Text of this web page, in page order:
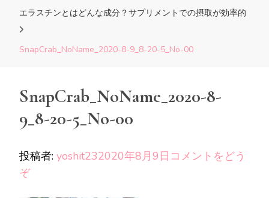
エラスチンとはどんな成分？サプリメントでの摂取が効率的
SnapCrab_NoName_2020-8-9_8-20-5_No-00
SnapCrab_NoName_2020-8-
9_8-20-5_No-00
投稿者: yoshit232020年8月9日 コメントをどう
ぞ(SnapCrab_NoName_2020-